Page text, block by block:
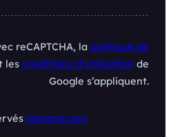
reCAPTCHA, la politique de
les conditions d’utilisation de
Google s’appliquent.
iaorana.com